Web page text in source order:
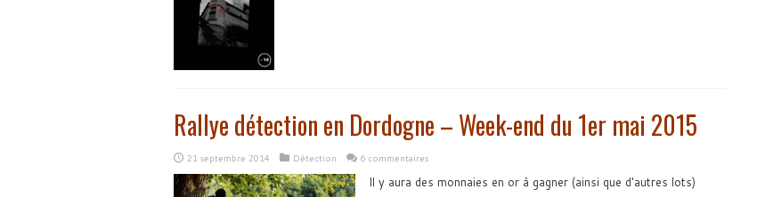
Rallye détection en Dordogne – Week-end du 1er mai 2015
21 septembre 2014 Détection 6 commentaires
Il y aura des monnaies en or à gagner (ainsi que d'autres lots)